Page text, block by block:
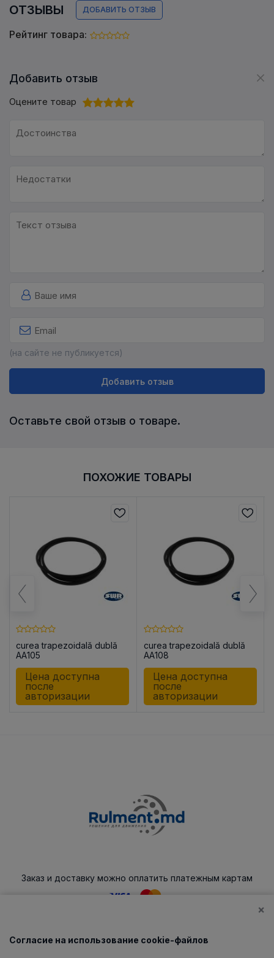
ОТЗЫВЫ ДОБАВИТЬ ОТЗЫВ
Рейтинг товара:
Добавить отзыв
Оцените товар
(на сайте не публикуется)
Добавить отзыв
Оставьте свой отзыв о товаре.
ПОХОЖИЕ ТОВАРЫ
curea trapezoidală dublă
AA105
Цена доступна
после
авторизации
curea trapezoidală dublă
AA108
Цена доступна
после
авторизации
Заказ и доставку можно оплатить платежным картам
Каталог
×
Согласие на использование cookie-файлов